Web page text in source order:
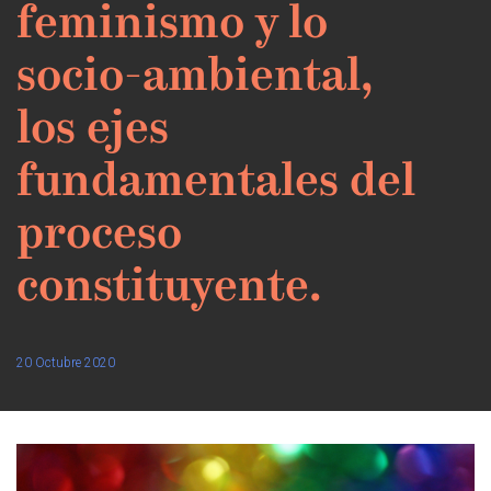
feminismo y lo
socio-ambiental,
los ejes
fundamentales del
proceso
constituyente.
20 Octubre 2020